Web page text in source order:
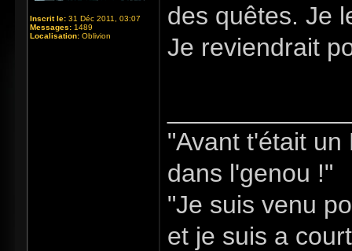
Inscrit le: 31 Déc 2011, 03:07
Messages: 1489
Localisation: Oblivion
des quêtes. Je
Je reviendrait
"Avant t'était
dans l'genou !"
"Je suis venu
et je suis a